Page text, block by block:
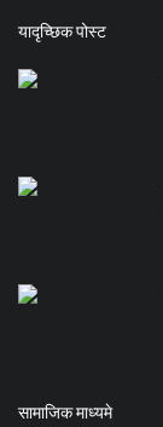
यादृच्छिक पोस्ट
सामाजिक माध्यमे